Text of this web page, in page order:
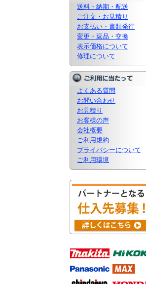
送料・納期・配送
ご注文・お見積り
お支払い・書類発行
変更・返品・交換
表示価格について
修理について
よくある質問
お問い合わせ
お見積り
お客様の声
会社概要
ご利用規約
プライバシーについて
ご利用環境